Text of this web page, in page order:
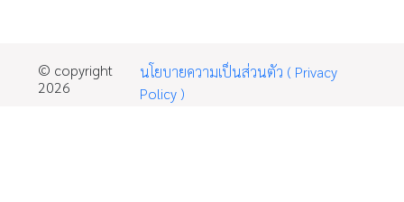
© copyright
2026
นโยบายความเป็นส่วนตัว ( Privacy
Policy )